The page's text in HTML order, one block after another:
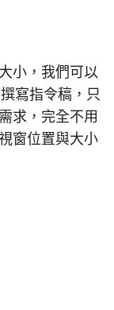
小，我們可以
寫指令稿，只
求，完全不用
窗位置與大小